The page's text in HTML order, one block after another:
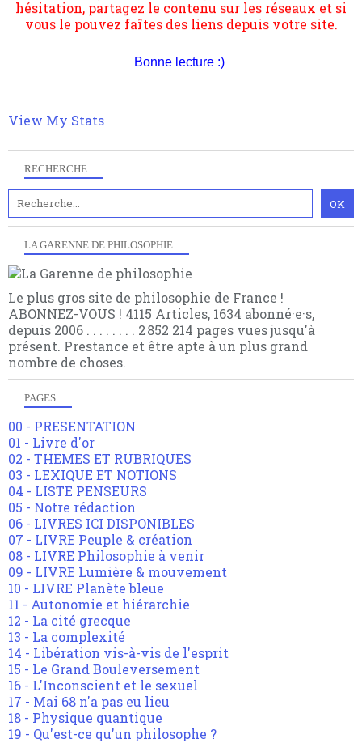
RECHERCHE
LA GARENNE DE PHILOSOPHIE
Le plus gros site de philosophie de France !
ABONNEZ-VOUS ! 4115 Articles, 1634 abonné·e·s,
depuis 2006 . . . . . . . . 2 852 214 pages vues jusqu'à
présent. Prestance et être apte à un plus grand
nombre de choses.
PAGES
00 - PRESENTATION
01 - Livre d'or
02 - THEMES ET RUBRIQUES
03 - LEXIQUE ET NOTIONS
04 - LISTE PENSEURS
05 - Notre rédaction
06 - LIVRES ICI DISPONIBLES
07 - LIVRE Peuple & création
08 - LIVRE Philosophie à venir
09 - LIVRE Lumière & mouvement
10 - LIVRE Planète bleue
11 - Autonomie et hiérarchie
12 - La cité grecque
13 - La complexité
14 - Libération vis-à-vis de l'esprit
15 - Le Grand Bouleversement
16 - L'Inconscient et le sexuel
17 - Mai 68 n'a pas eu lieu
18 - Physique quantique
19 - Qu'est-ce qu'un philosophe ?
Bonne lecture :)
View My Stats